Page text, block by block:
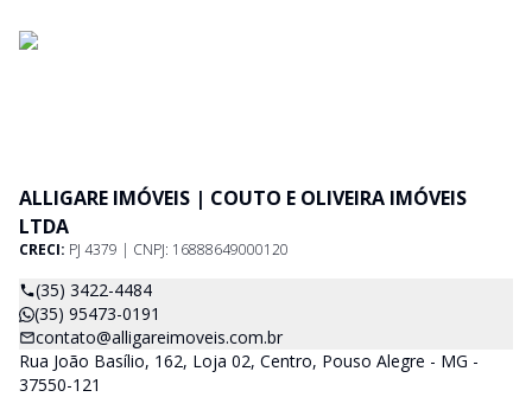
ALLIGARE IMÓVEIS | COUTO E OLIVEIRA IMÓVEIS
LTDA
CRECI: PJ 4379 | CNPJ: 16888649000120
(35) 3422-4484
(35) 95473-0191
contato@alligareimoveis.com.br
Rua João Basílio, 162, Loja 02, Centro, Pouso Alegre - MG -
37550-121